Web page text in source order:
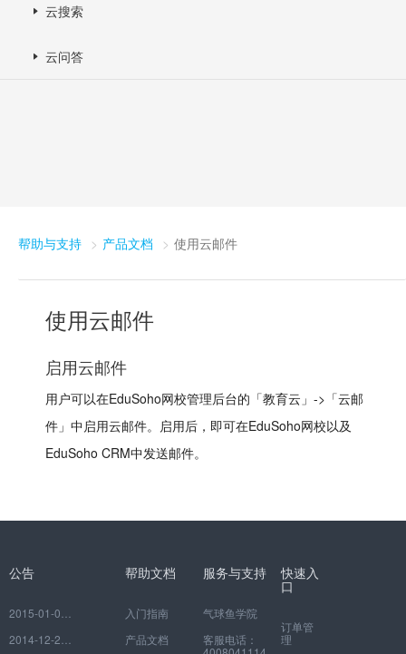
云搜索
云问答
帮助与支持 产品文档 使用云邮件
使用云邮件
启用云邮件
用户可以在EduSoho网校管理后台的「教育云」->「云邮
件」中启用云邮件。启用后，即可在EduSoho网校以及
EduSoho CRM中发送邮件。
公告
如何注册并绑定自己的网校
EduSoho开放云平台常见问题
帮助文档
入门指南
产品文档
服务与支持
气球鱼学院
客服电话：
快速入
口
订单管
理